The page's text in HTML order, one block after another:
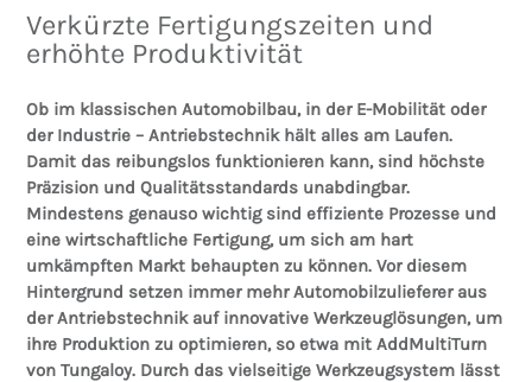
Verkürzte Fertigungszeiten und
erhöhte Produktivität
Ob im klassischen Automobilbau, in der E-Mobilität oder
der Industrie – Antriebstechnik hält alles am Laufen.
Damit das reibungslos funktionieren kann, sind höchste
Präzision und Qualitätsstandards unabdingbar.
Mindestens genauso wichtig sind effiziente Prozesse und
eine wirtschaftliche Fertigung, um sich am hart
umkämpften Markt behaupten zu können. Vor diesem
Hintergrund setzen immer mehr Automobilzulieferer aus
der Antriebstechnik auf innovative Werkzeuglösungen, um
ihre Produktion zu optimieren, so etwa mit AddMultiTurn
von Tungaloy. Durch das vielseitige Werkzeugsystem lässt